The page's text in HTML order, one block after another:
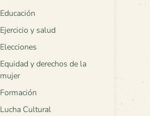
Educación
Ejercicio y salud
Elecciones
Equidad y derechos de la
mujer
Formación
Lucha Cultural